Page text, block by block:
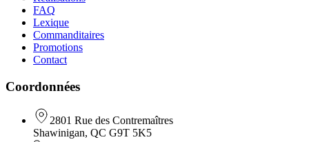
FAQ
Lexique
Commanditaires
Promotions
Contact
Coordonnées
2801 Rue des Contremaîtres
Shawinigan, QC G9T 5K5